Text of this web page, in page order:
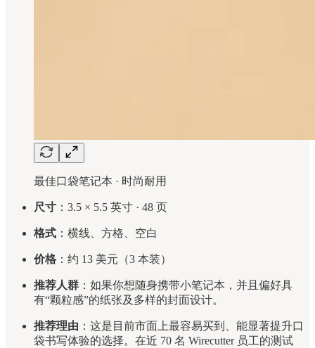
最佳口袋笔记本 · 时尚耐用
尺寸 ：3.5 × 5.5 英寸 · 48 页
格式 ：横线、方格、空白
价格 ：约 13 美元（3 本装）
推荐人群 ：如果你想随身携带小笔记本，并且偏好具
有“颗粒感”的纸张及多样的封面设计。
推荐理由 ：这是目前市面上最容易买到、能显著提升口
袋书写体验的选择。在近 70 名 Wirecutter 员工的测试